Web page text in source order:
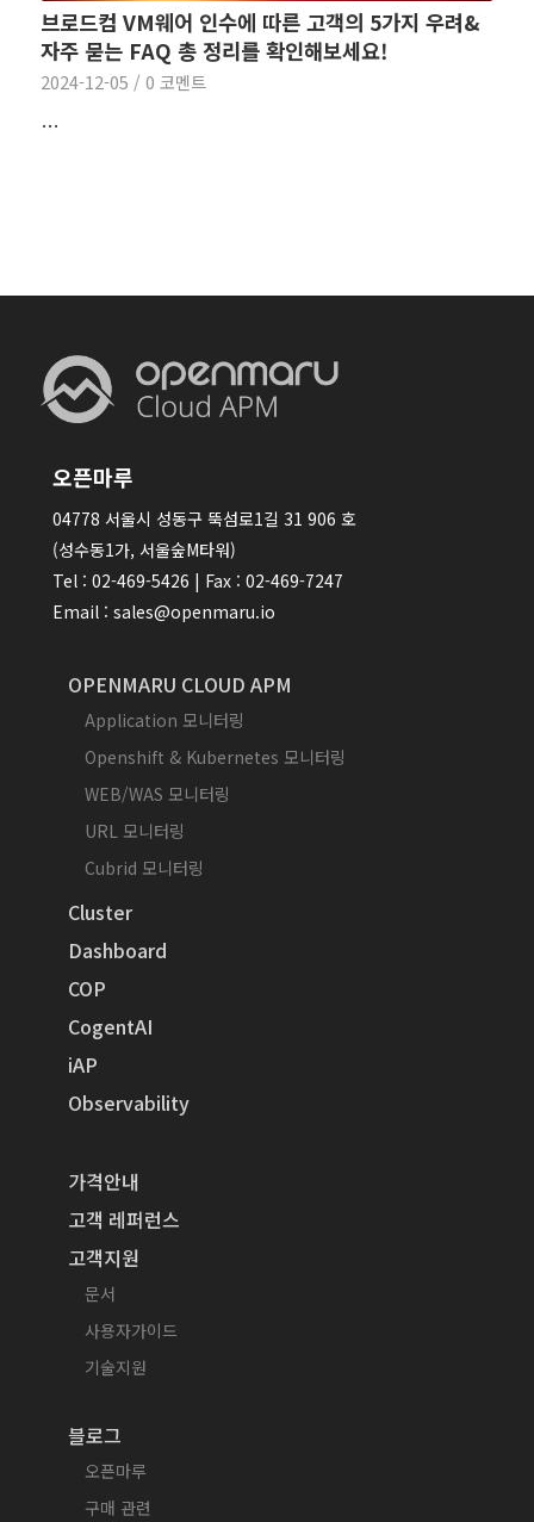
브로드컴 VM웨어 인수에 따른 고객의 5가지 우려&
자주 묻는 FAQ 총 정리를 확인해보세요!
2024-12-05 / 0 코멘트
…
오픈마루
04778 서울시 성동구 뚝섬로1길 31 906 호
(성수동1가, 서울숲M타워)
Tel : 02-469-5426 | Fax : 02-469-7247
Email : sales@openmaru.io
OPENMARU CLOUD APM
Application 모니터링
Openshift & Kubernetes 모니터링
WEB/WAS 모니터링
URL 모니터링
Cubrid 모니터링
Cluster
Dashboard
COP
CogentAI
iAP
Observability
가격안내
고객 레퍼런스
고객지원
문서
사용자가이드
기술지원
블로그
오픈마루
구매 관련